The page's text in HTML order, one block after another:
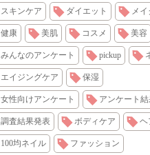
スキンケア ダイエット メイ
健康 美肌 コスメ 美容
みんなのアンケート pickup
エイジングケア 保湿
女性向けアンケート アンケート
調査結果発表 ボディケア ヘ
100均ネイル ファッション